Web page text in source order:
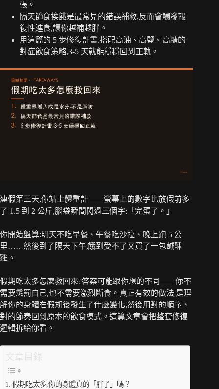
張。
隔天節食挨餓是最常見的錯誤補救,反而會觸發報
復性進食,讓你越補越胖。
用這篇的 5 步修復計畫,搭配高油、高鹽、高糖的
對症飲食策略,3-5 天就能穩穩回到正軌。
連假第三天,你站上體重計——螢幕上的數字比放假前多
了 1.5 到 2 公斤,腦袋瞬間閃過三個字:「完蛋了。」
你開始盤算:明天不吃早餐、午餐吃沙拉、晚上跑 5 公
里……然後到了隔天下午,餓到受不了又買了一包鹹酥
雞。
假期吃太多怎麼救回來?答案可能跟你想的不同——你不
需要懲罰自己,也不需要激烈斷食。真正有效的做法,是理
解你的身體在假期後發生了什麼變化,然後用對的順序、
對的節奏回到原本的飲食模式。這篇文章會把整套修復
邏輯拆給你看。
假期吃太多,你的身體真的「胖了」嗎？